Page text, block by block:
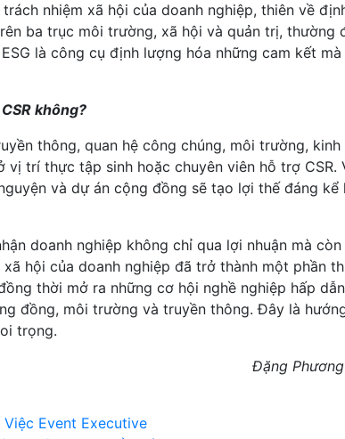
nhiệm xã hội của doanh nghiệp, thiên về
ba trục môi trường, xã hội và quản trị, thường
là công cụ định lượng hóa những cam kết mà
không?
thông, quan hệ công chúng, môi trường, kinh
trí thực tập sinh hoặc chuyên viên hỗ trợ CSR.
và dự án cộng đồng sẽ tạo lợi thế đáng kể
doanh nghiệp không chỉ qua lợi nhuận mà còn
hội của doanh nghiệp đã trở thành một phần
thời mở ra những cơ hội nghề nghiệp hấp
đồng, môi trường và truyền thông. Đây là
trọng.
Đặng
Việc Event Executive